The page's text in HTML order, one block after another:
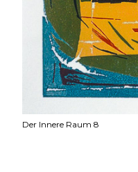
Der Innere Raum 8